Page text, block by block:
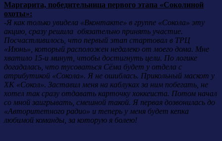
Маргарита, победительница первого этапа «Соколиной
охоты»:
-Я как только увидела «Вконтакте» в группе «Сокола» эту
акцию, сразу решила обязательно принять участие.
Посчастливилось, что первый этап стартовал в ТРЦ
«Июнь», который расположен недалеко от моего дома. Мне
хватило 15-и минут, чтобы достигнуть цели. По логике
догадалась, что тусоваться Сёма будет у отдела с
атрибутикой «Сокола». Я не ошиблась. Прикольный маскот у
ХК «Сокол». Заставил меня на каблуках за ним побегать, не
хотел так сразу отдавать карточку хоккеиста. Потом начал
со мной заигрывать, смешной такой. Я первая дозвонилась до
«Авторитетного радио» и теперь у меня будет кепка
любимой команды, за которую я болею!